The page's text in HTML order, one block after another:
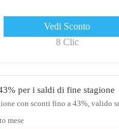
Vedi Sconto
8 Clic
per i saldi di fine stagione
con sconti fino a 43%, valido
mese